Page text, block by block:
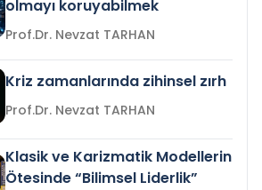
olmayı koruyabilmek
Prof.Dr. Nevzat TARHAN
Kriz zamanlarında zihinsel zırh
Prof.Dr. Nevzat TARHAN
Klasik ve Karizmatik Modellerin
Ötesinde “Bilimsel Liderlik”